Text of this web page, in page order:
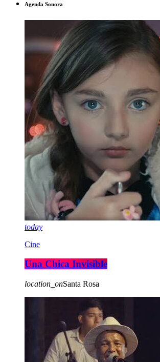
Agenda Sonora
today
Cine
Una Chica Invisible
location_onSanta Rosa